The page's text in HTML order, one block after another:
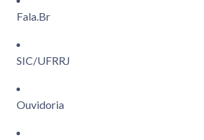
Fala.Br
SIC/UFRRJ
Ouvidoria